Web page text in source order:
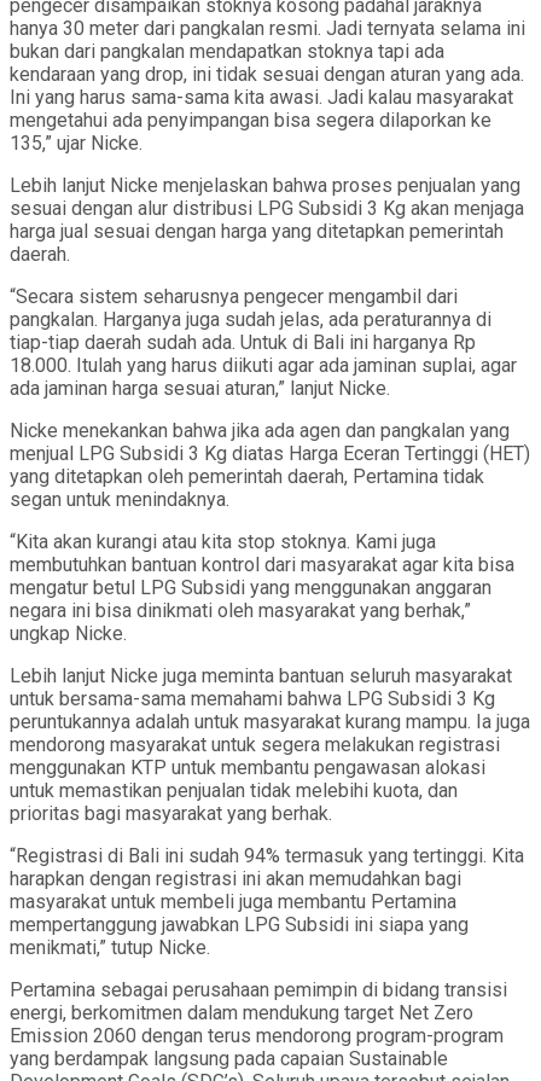
pengecer disampaikan stoknya kosong padahal jaraknya
hanya 30 meter dari pangkalan resmi. Jadi ternyata selama ini
bukan dari pangkalan mendapatkan stoknya tapi ada
kendaraan yang drop, ini tidak sesuai dengan aturan yang ada.
Ini yang harus sama-sama kita awasi. Jadi kalau masyarakat
mengetahui ada penyimpangan bisa segera dilaporkan ke
135,” ujar Nicke.
Lebih lanjut Nicke menjelaskan bahwa proses penjualan yang
sesuai dengan alur distribusi LPG Subsidi 3 Kg akan menjaga
harga jual sesuai dengan harga yang ditetapkan pemerintah
daerah.
“Secara sistem seharusnya pengecer mengambil dari
pangkalan. Harganya juga sudah jelas, ada peraturannya di
tiap-tiap daerah sudah ada. Untuk di Bali ini harganya Rp
18.000. Itulah yang harus diikuti agar ada jaminan suplai, agar
ada jaminan harga sesuai aturan,” lanjut Nicke.
Nicke menekankan bahwa jika ada agen dan pangkalan yang
menjual LPG Subsidi 3 Kg diatas Harga Eceran Tertinggi (HET)
yang ditetapkan oleh pemerintah daerah, Pertamina tidak
segan untuk menindaknya.
“Kita akan kurangi atau kita stop stoknya. Kami juga
membutuhkan bantuan kontrol dari masyarakat agar kita bisa
mengatur betul LPG Subsidi yang menggunakan anggaran
negara ini bisa dinikmati oleh masyarakat yang berhak,”
ungkap Nicke.
Lebih lanjut Nicke juga meminta bantuan seluruh masyarakat
untuk bersama-sama memahami bahwa LPG Subsidi 3 Kg
peruntukannya adalah untuk masyarakat kurang mampu. Ia juga
mendorong masyarakat untuk segera melakukan registrasi
menggunakan KTP untuk membantu pengawasan alokasi
untuk memastikan penjualan tidak melebihi kuota, dan
prioritas bagi masyarakat yang berhak.
“Registrasi di Bali ini sudah 94% termasuk yang tertinggi. Kita
harapkan dengan registrasi ini akan memudahkan bagi
masyarakat untuk membeli juga membantu Pertamina
mempertanggung jawabkan LPG Subsidi ini siapa yang
menikmati,” tutup Nicke.
Pertamina sebagai perusahaan pemimpin di bidang transisi
energi, berkomitmen dalam mendukung target Net Zero
Emission 2060 dengan terus mendorong program-program
yang berdampak langsung pada capaian Sustainable